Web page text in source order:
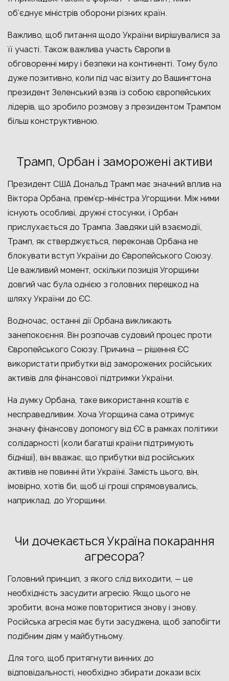
об‘єднує міністрів оборони різних країн.
Важливо, щоб питання щодо України вирішувалися за
її участі. Також важлива участь Європи в
обговоренні миру і безпеки на континенті. Тому було
дуже позитивно, коли під час візиту до Вашингтона
президент Зеленський взяв із собою європейських
лідерів, що зробило розмову з президентом Трампом
більш конструктивною.
Трамп, Орбан і заморожені активи
Президент США Дональд Трамп має значний вплив на
Віктора Орбана, прем’єр-міністра Угорщини. Між ними
існують особливі, дружні стосунки, і Орбан
прислухається до Трампа. Завдяки цій взаємодії,
Трамп, як стверджується, переконав Орбана не
блокувати вступ України до Європейського Союзу.
Це важливий момент, оскільки позиція Угорщини
довгий час була однією з головних перешкод на
шляху України до ЄС.
Водночас, останні дії Орбана викликають
занепокоєння. Він розпочав судовий процес проти
Європейського Союзу. Причина — рішення ЄС
використати прибутки від заморожених російських
активів для фінансової підтримки України.
На думку Орбана, таке використання коштів є
несправедливим. Хоча Угорщина сама отримує
значну фінансову допомогу від ЄС в рамках політики
солідарності (коли багатші країни підтримують
бідніші), він вважає, що прибутки від російських
активів не повинні йти Україні. Замість цього, він,
імовірно, хотів би, щоб ці гроші спрямовувались,
наприклад, до Угорщини.
Чи дочекається Україна покарання
агресора?
Головний принцип, з якого слід виходити, — це
необхідність засудити агресію. Якщо цього не
зробити, вона може повторитися знову і знову.
Російська агресія має бути засуджена, щоб запобігти
подібним діям у майбутньому.
Для того, щоб притягнути винних до
відповідальності, необхідно збирати докази всіх